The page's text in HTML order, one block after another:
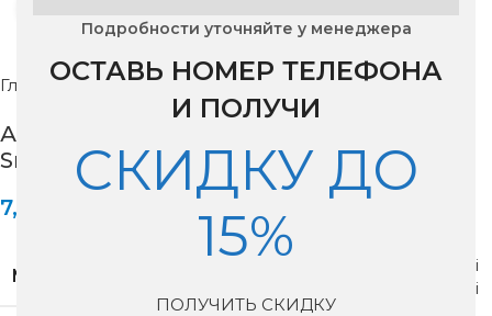
Подробности уточняйте у менеджера
ОСТАВЬ НОМЕР ТЕЛЕФОНА
И ПОЛУЧИ
СКИДКУ ДО
15%
ПОЛУЧИТЬ СКИДКУ
Главная Фильтры для вентиляции
Антибактериальный фильтр для Xiaomi
Smartmi
7,000
МОДЕЛЬ
Антибактериальный фильтр для Xiaomi
Smartmi